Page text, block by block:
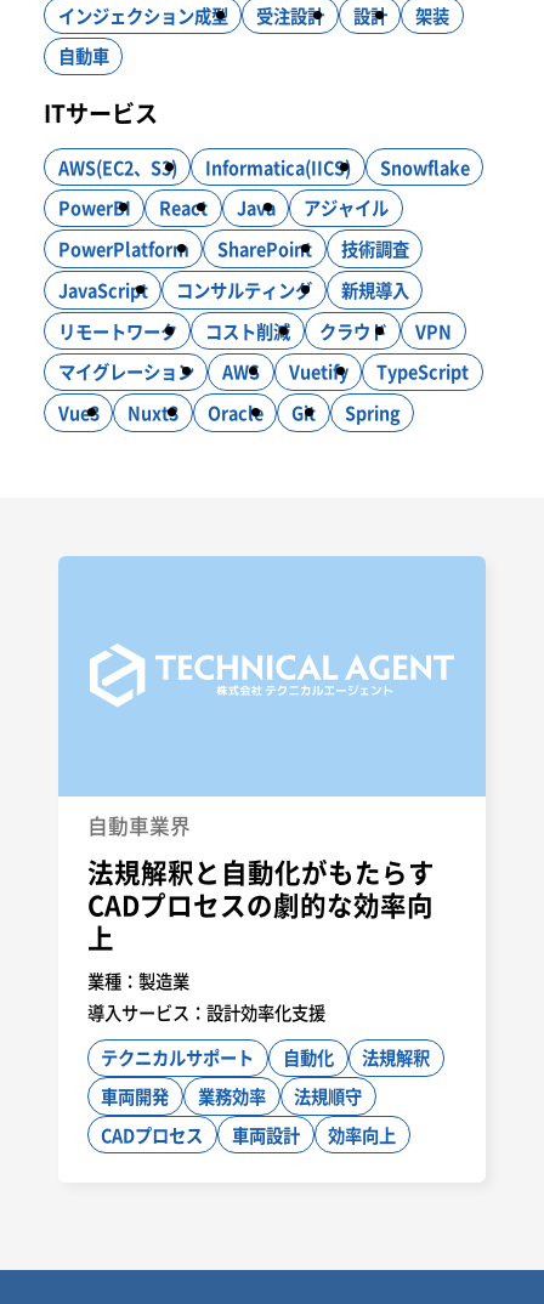
インジェクション成型
受注設計 設計
架装
自動車
ITサービス
AWS(EC2、S3) Informatica(IICS)
Snowflake
PowerBI
React Java
アジャイル
PowerPlatform
SharePoint
技術調査
JavaScript
コンサルティング
新規導入
リモートワーク
コスト削減 クラウド
VPN
マイグレーション
AWS Vuetify
TypeScript
Vue3
Nuxt3 Oracle Git Spring
自動車業界
法規解釈と自動化がもたらす
CADプロセスの劇的な効率向
上
業種： 製造業
導入サービス： 設計効率化支援
テクニカルサポート
自動化
法規解釈
車両開発
業務効率
法規順守
CADプロセス
車両設計 効率向上